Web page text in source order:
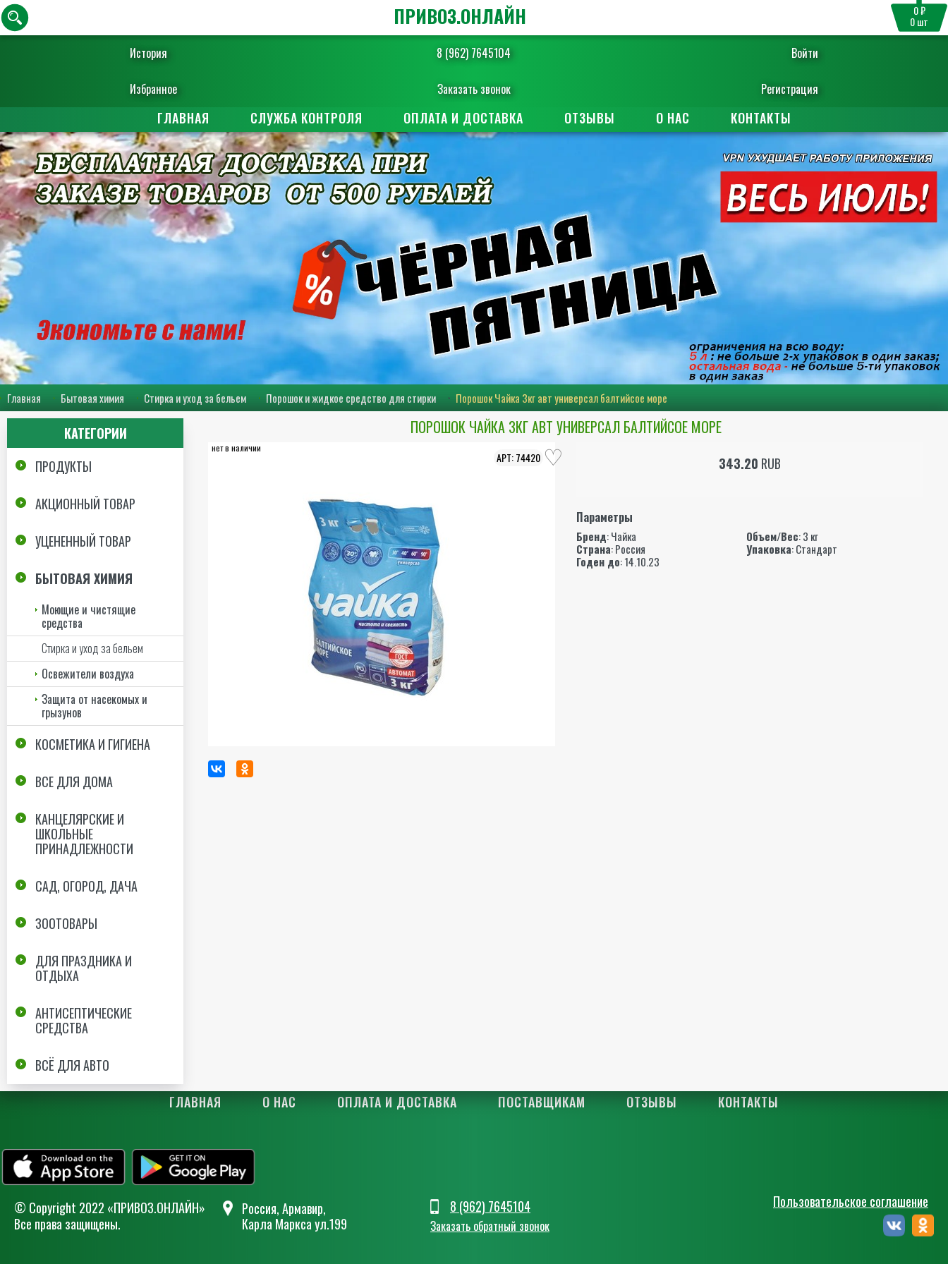
История 8 (962) 7645104 Войти
Избранное Заказать звонок Регистрация
ПРИВОЗ.ОНЛАЙН 0 ₽
0шт
ГЛАВНАЯ СЛУЖБА КОНТРОЛЯ ОПЛАТА И ДОСТАВКА ОТЗЫВЫ О НАС КОНТАКТЫ
Главная Бытовая химия Стирка и уход за бельем Порошок и жидкое средство для стирки Порошок Чайка 3кг авт универсал балтийсое море
КАТЕГОРИИ
ПРОДУКТЫ
АКЦИОННЫЙ ТОВАР
УЦЕНЕННЫЙ ТОВАР
БЫТОВАЯ ХИМИЯ
Моющие и чистящие
средства
Стирка и уход за бельем
Освежители воздуха
Защита от насекомых и
грызунов
КОСМЕТИКА И ГИГИЕНА
ВСЕ ДЛЯ ДОМА
КАНЦЕЛЯРСКИЕ И
ШКОЛЬНЫЕ
ПРИНАДЛЕЖНОСТИ
САД, ОГОРОД, ДАЧА
ЗООТОВАРЫ
ДЛЯ ПРАЗДНИКА И
ОТДЫХА
АНТИСЕПТИЧЕСКИЕ
СРЕДСТВА
ВСЁ ДЛЯ АВТО
ПОРОШОК ЧАЙКА 3КГ АВТ УНИВЕРСАЛ БАЛТИЙСОЕ МОРЕ
нет в наличии
74420 343.20 RUB
Параметры
Бренд:Чайка Объем/Вес: 3 кг
Страна: Россия Упаковка: Стандарт
Годен до: 14.10.23
ГЛАВНАЯ О НАС ОПЛАТА И ДОСТАВКА ПОСТАВЩИКАМ ОТЗЫВЫ КОНТАКТЫ
8 (962) 7645104
Заказать обратный звонок
Россия, Армавир,
Карла Маркса ул.199
Пользовательское соглашение
© Сopyright 2022 «ПРИВОЗ.ОНЛАЙН»
Все права защищены.